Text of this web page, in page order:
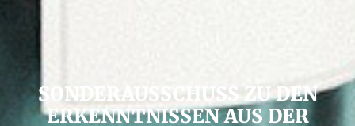
SONDERAUSSCHUSS ZU DEN
ERKENNTNISSEN AUS DER